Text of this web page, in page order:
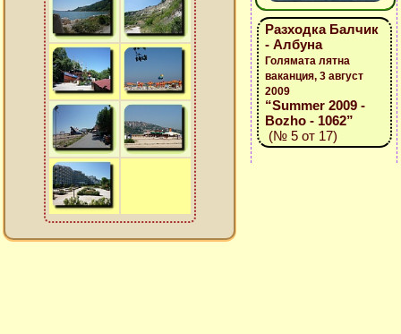
Разходка Балчик
- Албуна
Голямата лятна
ваканция, 3 август
2009
“Summer 2009 -
Bozho - 1062”
(№ 5 от 17)